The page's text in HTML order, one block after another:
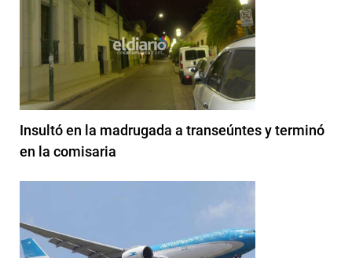
Insultó en la madrugada a transeúntes y terminó
en la comisaria